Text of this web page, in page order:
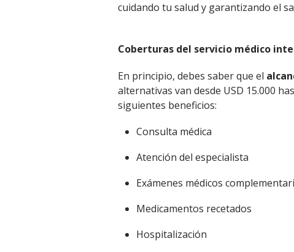
cuidando tu salud y garantizando el
Coberturas del servicio médico
En principio, debes saber que el
alternativas van desde USD 15.000
siguientes beneficios:
Consulta médica
Atención del especialista
Exámenes médicos
Medicamentos recetados
Hospitalización